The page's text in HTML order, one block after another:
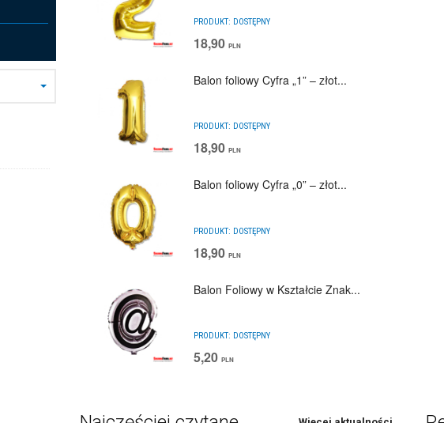
PRODUKT: DOSTĘPNY
18,90 PLN
Balon foliowy Cyfra „1” – złot...
PRODUKT: DOSTĘPNY
18,90 PLN
Balon foliowy Cyfra „0” – złot...
PRODUKT: DOSTĘPNY
18,90 PLN
Balon Foliowy w Kształcie Znak...
PRODUKT: DOSTĘPNY
5,20 PLN